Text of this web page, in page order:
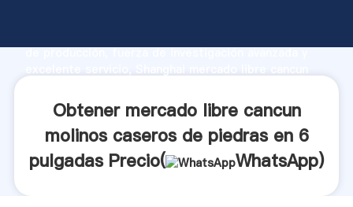
de producción, fuerza de investigación avanzada y
crea el valor y aporta valores a todos los clientes.
Obtener mercado libre cancun
molinos caseros de piedras en 6
pulgadas Precio(
WhatsApp)